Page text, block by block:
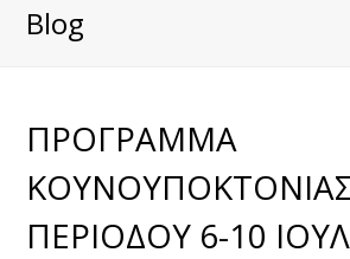
Blog
ΠΡΟΓΡΑΜΜΑ
ΠΕΡΙΟΔΟΥ 6-10